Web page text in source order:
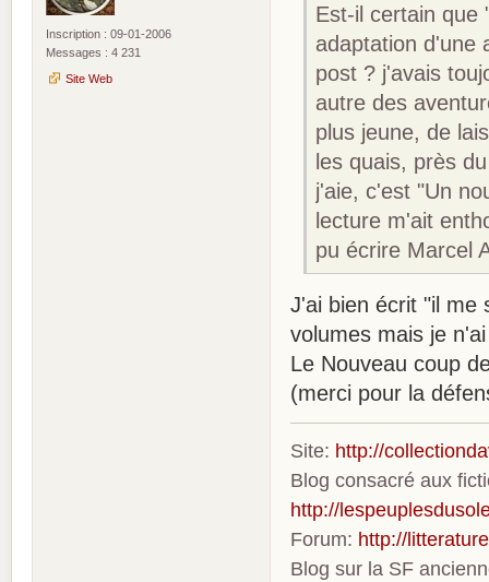
Inscription : 09-01-2006
Messages : 4 231
Site Web
Est-il certain que
adaptation d'une
post ? j'avais
autre des
plus jeune, de
les quais, près
j'aie, c'est "Un
lecture m'ait
pu écrire Marcel
J'ai bien écrit "il me
volumes mais je
Le Nouveau coup
(merci pour la
Site: http://
Blog consacré aux
http://
Forum: http://
Blog sur la SF